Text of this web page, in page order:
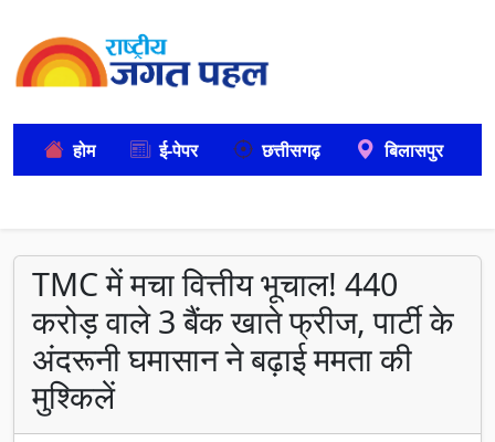
होम ई-पेपर छत्तीसगढ़ बिलासपुर
TMC में मचा वित्तीय भूचाल! 440
करोड़ वाले 3 बैंक खाते फ्रीज, पार्टी के
अंदरूनी घमासान ने बढ़ाई ममता की
मुश्किलें